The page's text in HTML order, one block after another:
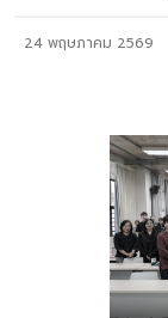
24 พฤษภาคม 2569